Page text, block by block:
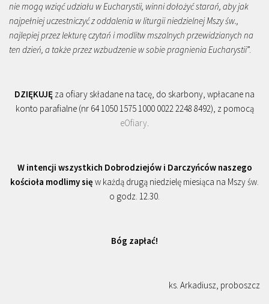
nie mogą wziąć udziału w Eucharystii, winni dołożyć starań, aby jak
najpełniej uczestniczyć z oddalenia w liturgii niedzielnej Mszy św.,
najlepiej przez lekturę czytań i modlitw mszalnych przewidzianych na
ten dzień, a także przez wzbudzenie w sobie pragnienia Eucharystii”.
DZIĘKUJĘ za ofiary składane na tacę, do skarbony, wpłacane na
konto parafialne (nr 64 1050 1575 1000 0022 2248 8492), z pomocą
eOfiary.
W intencji wszystkich Dobrodziejów i Darczyńców naszego
kościoła modlimy się w każdą drugą niedzielę miesiąca na Mszy św.
o godz. 12.30.
Bóg zapłać!
ks. Arkadiusz, proboszcz